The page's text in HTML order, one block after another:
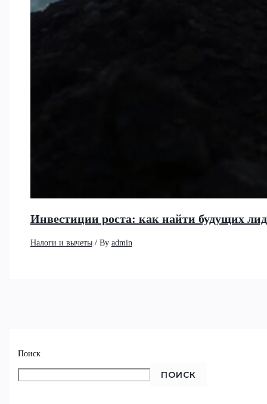
Поиск
ПОИСК
Инвестиции роста: как найти будущих
Налоги и вычеты/ By admin